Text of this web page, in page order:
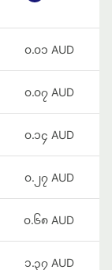
၀.၀၁ AUD
၀.၀၇ AUD
၀.၁၄ AUD
၀.၂၇ AUD
၀.၆၈ AUD
၁.၃၇ AUD